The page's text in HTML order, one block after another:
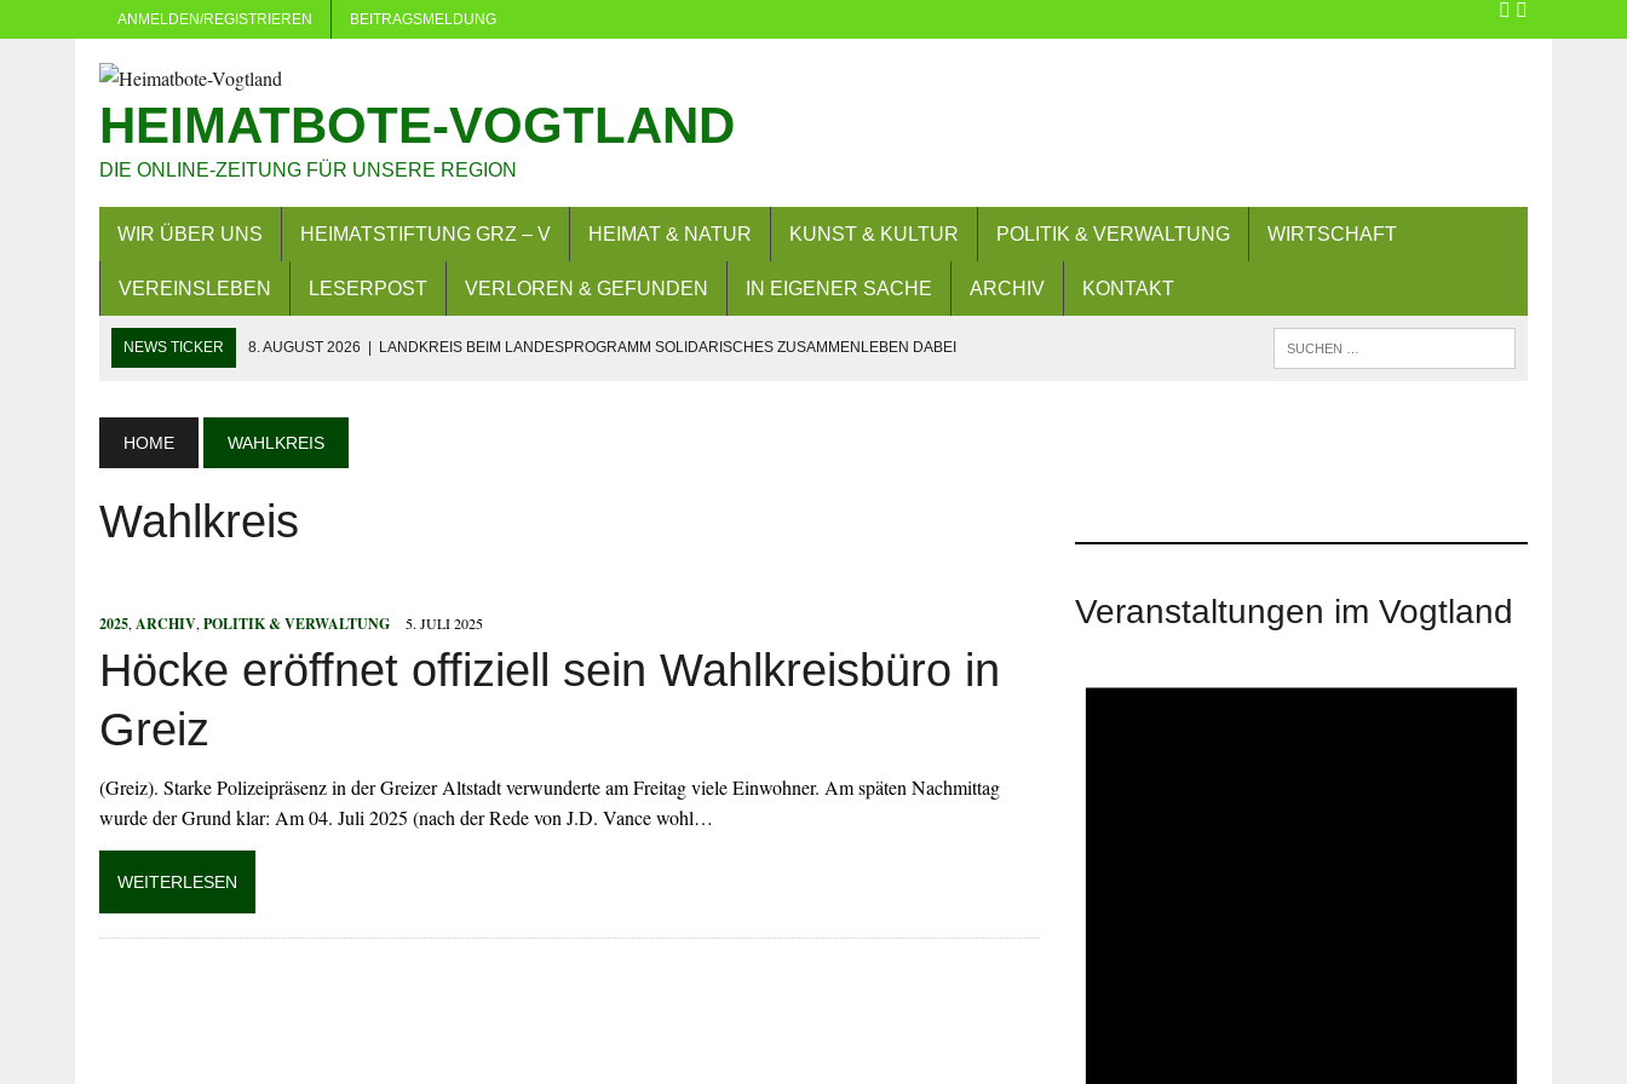
ANMELDEN/REGISTRIEREN BEITRAGSMELDUNG
HEIMATBOTE-VOGTLAND
DIE ONLINE-ZEITUNG FÜR UNSERE REGION
WIR ÜBER UNS HEIMATSTIFTUNG GRZ – V HEIMAT & NATUR KUNST & KULTUR POLITIK & VERWALTUNG WIRTSCHAFT
VEREINSLEBEN LESERPOST VERLOREN & GEFUNDEN IN EIGENER SACHE ARCHIV KONTAKT
NEWS TICKER 8. AUGUST 2026 LANDKREIS BEIM LANDESPROGRAMM SOLIDARISCHES ZUSAMMENLEBEN DABEI
6. AUGUST 2026 | PKW BESCHÄDIGT
5. AUGUST 2026 NEUER TITEL FÜR „SUPER ALEX“? MISTER UNTÄTIG WÄRE PASSEND.
5. AUGUST 2026 | BETRÜGER ERLANGEN ZUGRIFF AUF ONLINE-BANKING
5. AUGUST 2026 | MIT 2,35 PROMILLE AUF DEM FAHRRAD UNTERWEGS
HOME WAHLKREIS
Wahlkreis
2025, ARCHIV, POLITIK & VERWALTUNG 5. JULI 2025
Höcke eröffnet offiziell sein Wahlkreisbüro in
Greiz
(Greiz). Starke Polizeipräsenz in der Greizer Altstadt verwunderte am Freitag viele Einwohner. Am späten Nachmittag
wurde der Grund klar: Am 04. Juli 2025 (nach der Rede von J.D. Vance wohl…
WEITERLESEN
Veranstaltungen im Vogtland